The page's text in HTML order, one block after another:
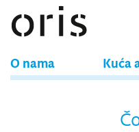
O nama Kuća